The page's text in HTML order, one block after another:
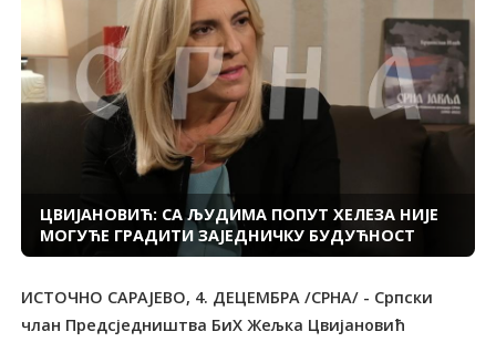
ЦВИЈАНОВИЋ: СА ЉУДИМА ПОПУТ ХЕЛЕЗА НИЈЕ
МОГУЋЕ ГРАДИТИ ЗАЈЕДНИЧКУ БУДУЋНОСТ
ИСТОЧНО САРАЈЕВО, 4. ДЕЦЕМБРА /СРНА/ - Српски
члан Предсједништва БиХ Жељка Цвијановић